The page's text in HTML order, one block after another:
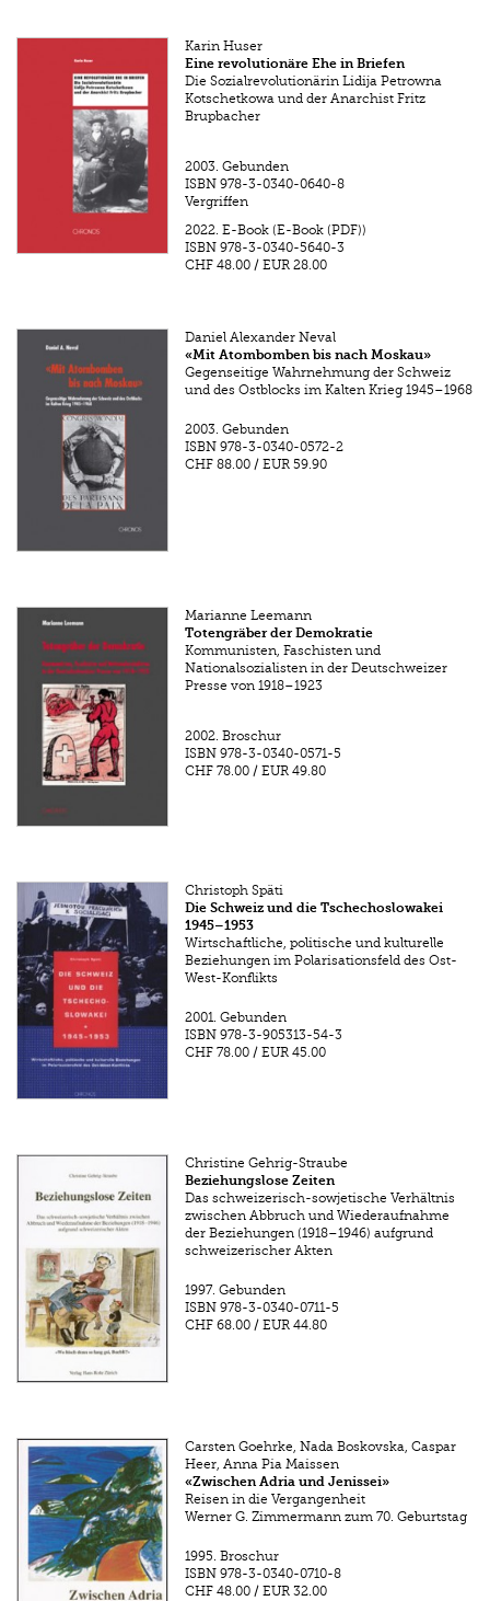
Karin Huser
Eine revolutionäre Ehe in Briefen
Die Sozialrevolutionärin Lidija Petrowna
Kotschetkowa und der Anarchist Fritz
Brupbacher
2003. Gebunden
ISBN 978-3-0340-0640-8
Vergriffen
2022. E-Book (E-Book (PDF))
ISBN 978-3-0340-5640-3
CHF 48.00 /EUR 28.00
Daniel Alexander Neval
«Mit Atombomben bis nach Moskau»
Gegenseitige Wahrnehmung der Schweiz
und des Ostblocks im Kalten Krieg 1945–1968
2003. Gebunden
ISBN 978-3-0340-0572-2
CHF 88.00 /EUR 59.90
Marianne Leemann
Totengräber der Demokratie
Kommunisten, Faschisten und
Nationalsozialisten in der Deutschweizer
Presse von 1918–1923
2002. Broschur
ISBN 978-3-0340-0571-5
CHF 78.00 /EUR 49.80
Christoph Späti
Die Schweiz und die Tschechoslowakei
1945–1953
Wirtschaftliche, politische und kulturelle
Beziehungen im Polarisationsfeld des Ost-
West-Konflikts
2001. Gebunden
ISBN 978-3-905313-54-3
CHF 78.00 /EUR 45.00
Christine Gehrig-Straube
Beziehungslose Zeiten
Das schweizerisch-sowjetische Verhältnis
zwischen Abbruch und Wiederaufnahme
der Beziehungen (1918–1946) aufgrund
schweizerischer Akten
1997. Gebunden
ISBN 978-3-0340-0711-5
CHF 68.00 /EUR 44.80
Carsten Goehrke, Nada Boskovska, Caspar
Heer, Anna Pia Maissen
«Zwischen Adria und Jenissei»
Reisen in die Vergangenheit
Werner G. Zimmermann zum 70. Geburtstag
1995. Broschur
ISBN 978-3-0340-0710-8
CHF 48.00 /EUR 32.00